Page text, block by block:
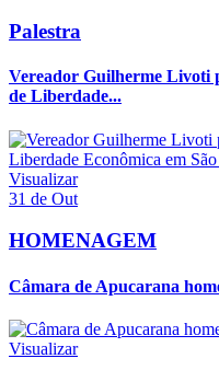
Palestra
Vereador Guilherme Livoti
de Liberdade...
Visualizar
31 de Out
HOMENAGEM
Câmara de Apucarana
Visualizar